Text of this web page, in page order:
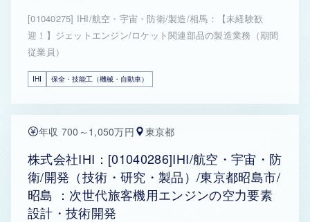
[01040275] IHI/航空・宇宙・防衛/製造/相馬：【未経験歓
迎！】ジェットエンジン/ロケット関連部品の製造業務（期間
従業員）
IHI 保全・技能工（機械・自動車）
年収 700～1,050万円 東京都
株式会社IHI：[01040286]IHI/航空・宇宙・防
衛/開発（技術・研究・製品）/東京都昭島市/
昭島 ：次世代旅客機用エンジンの空力要素
設計・技術開発